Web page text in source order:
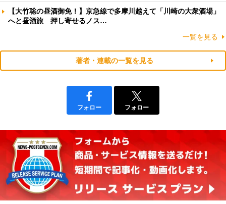
【大竹聡の昼酒御免！】京急線で多摩川越えて「川崎の大衆酒場」
へと昼酒旅 押し寄せるノス…
一覧を見る
著者・連載の一覧を見る
フォロー フォロー